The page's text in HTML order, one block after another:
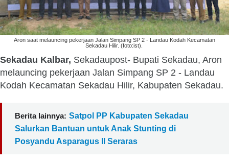
Aron saat melauncing pekerjaan Jalan Simpang SP 2 - Landau Kodah Kecamatan
Sekadau Hilir. (foto:ist).
Sekadau Kalbar, Sekadaupost- Bupati Sekadau, Aron
melauncing pekerjaan Jalan Simpang SP 2 - Landau
Kodah Kecamatan Sekadau Hilir, Kabupaten Sekadau.
Berita lainnya: Satpol PP Kabupaten Sekadau
Salurkan Bantuan untuk Anak Stunting di
Posyandu Asparagus II Seraras